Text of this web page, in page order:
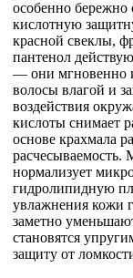
особенно бережно
кислотную
красной свеклы,
пантенол
— они мгновенно
волосы влагой и
воздействия
кислоты снимает
основе крахмала
нормализует
гидролипидную
увлажнения кожи
заметно
становятся
защиту от